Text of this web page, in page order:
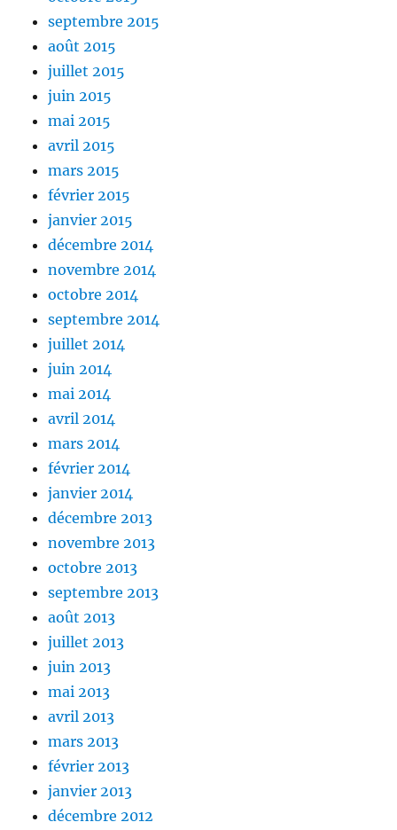
septembre 2015
août 2015
juillet 2015
juin 2015
mai 2015
avril 2015
mars 2015
février 2015
janvier 2015
décembre 2014
novembre 2014
octobre 2014
septembre 2014
juillet 2014
juin 2014
mai 2014
avril 2014
mars 2014
février 2014
janvier 2014
décembre 2013
novembre 2013
octobre 2013
septembre 2013
août 2013
juillet 2013
juin 2013
mai 2013
avril 2013
mars 2013
février 2013
janvier 2013
décembre 2012